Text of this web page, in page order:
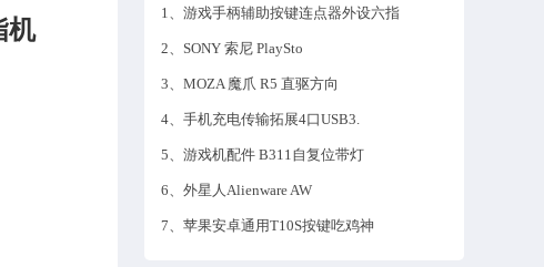
机
1、游戏手柄辅助按键连点器外设六指
2、SONY 索尼 PlaySto
3、MOZA 魔爪 R5 直驱方向
4、手机充电传输拓展4口USB3.
5、游戏机配件 B311自复位带灯
6、外星人Alienware AW
7、苹果安卓通用T10S按键吃鸡神